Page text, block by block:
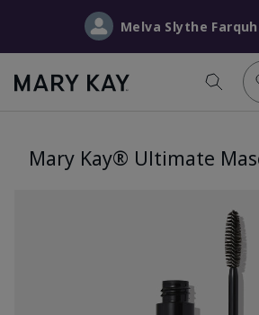
Melva Slythe
Mary Kay® Ultimate